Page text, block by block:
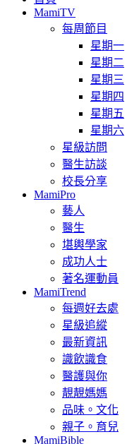
MamiTV
每周節目
星期一
星期二
星期三
星期四
星期五
星期六
星級訪問
醫生訪談
校長分享
MamiPro
藝人
醫生
堪輿學家
成功人士
著名運動員
MamiTrend
每週好去處
星級追縱
最新資訊
識飲識食
醫護與你
靚靚媽媽
品味。文化
親子。育兒
MamiBible